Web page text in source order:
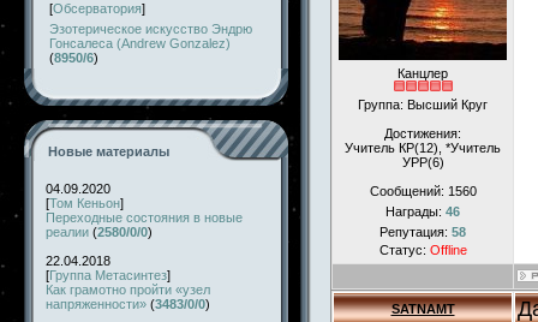
[Обсерватория]
Эзотерическое искусство Эндрю
Гонсалеса (Andrew Gonzalez)
(8950/6)
Новые материалы
04.09.2020
[Том Кеньон]
Переходные состояния в новые
реалии (2580/0/0)
22.04.2018
[Группа Метасинтез]
Как грамотно пройти «узел
напряженности» (3483/0/0)
Канцлер
Группа: Высший Круг
Достижения:
Учитель КР(12), *Учитель
УРР(6)
Сообщений: 1560
Награды: 46
Репутация: 58
Статус: Offline
SATNAMT